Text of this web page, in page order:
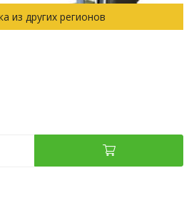
из других регионов